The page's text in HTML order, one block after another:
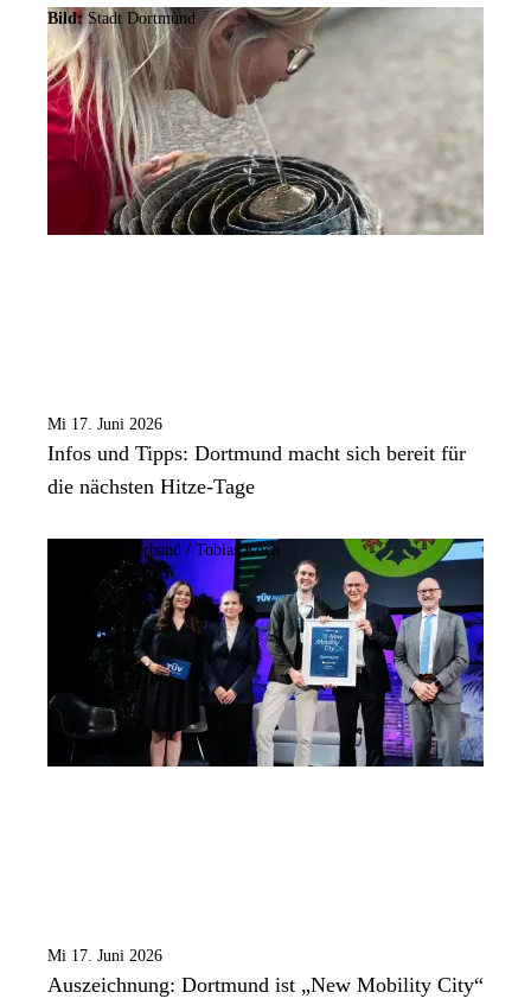
Bild:Stadt Dortmund
Mi 17. Juni 2026
Infos und Tipps: Dortmund macht sich bereit für
die nächsten Hitze-Tage
TÜV-Verband / Tobias Koch
Mi 17. Juni 2026
Auszeichnung: Dortmund ist „New Mobility City“